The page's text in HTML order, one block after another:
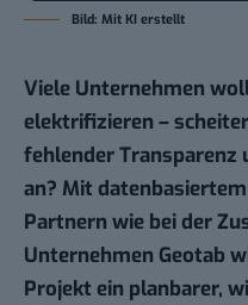
Bild: Mit KI erstellt
Viele Unternehmen
elektrifizieren –
fehlender Transparenz
an? Mit
Partnern wie bei der
Unternehmen Geotab
Projekt ein planbarer,